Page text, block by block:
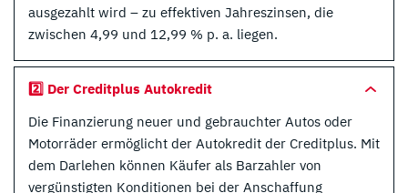
ausgezahlt wird – zu effektiven Jahreszinsen, die
zwischen 4,99 und 12,99 % p. a. liegen.
2️⃣ Der Creditplus Autokredit
Die Finanzierung neuer und gebrauchter Autos oder
Motorräder ermöglicht der Autokredit der Creditplus. Mit
dem Darlehen können Käufer als Barzahler von
vergünstigten Konditionen bei der Anschaffung